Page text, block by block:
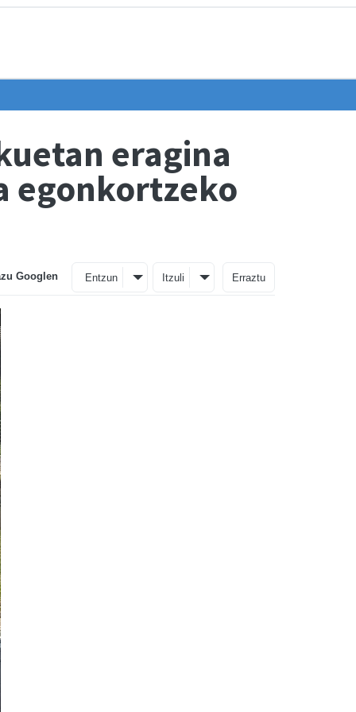
eragina
egonkortzeko
Googlen Entzun Itzuli Erraztu